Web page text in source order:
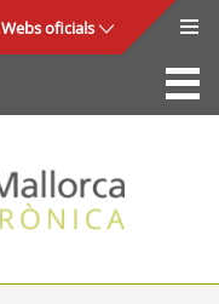
Webs oficials
La Seu
Consell de Mallorca
Accés i seguretat
Utilitats